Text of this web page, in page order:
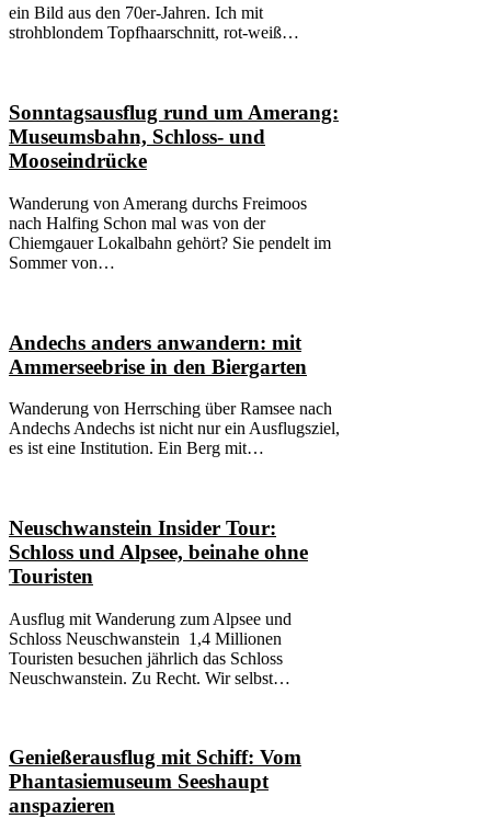
ein Bild aus den 70er-Jahren. Ich mit
strohblondem Topfhaarschnitt, rot-weiß…
Sonntagsausflug rund um Amerang:
Museumsbahn, Schloss- und
Mooseindrücke
Wanderung von Amerang durchs Freimoos
nach Halfing Schon mal was von der
Chiemgauer Lokalbahn gehört? Sie pendelt im
Sommer von…
Andechs anders anwandern: mit
Ammerseebrise in den Biergarten
Wanderung von Herrsching über Ramsee nach
Andechs Andechs ist nicht nur ein Ausflugsziel,
es ist eine Institution. Ein Berg mit…
Neuschwanstein Insider Tour:
Schloss und Alpsee, beinahe ohne
Touristen
Ausflug mit Wanderung zum Alpsee und
Schloss Neuschwanstein 1,4 Millionen
Touristen besuchen jährlich das Schloss
Neuschwanstein. Zu Recht. Wir selbst…
Genießerausflug mit Schiff: Vom
Phantasiemuseum Seeshaupt
anspazieren